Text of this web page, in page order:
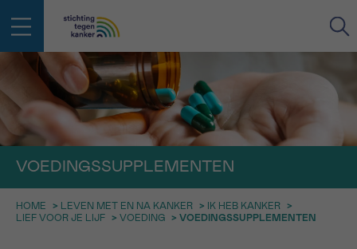
VOEDINGSSUPPLEMENTEN
HOME > LEVEN MET EN NA KANKER > IK HEB KANKER
>
LIEF VOOR JE LIJF
> VOEDING > VOEDINGSSUPPLEMENTEN
NAAM
IN DE STRIJD TEGEN KANKER STA
JE NIET ALLEEN
Professionele medewerkers beantwoorden je vragen
Contacteer ons gratis
geen enkele diagnose
TERUG
Afspraak Vraag Gegevens Bevestiging